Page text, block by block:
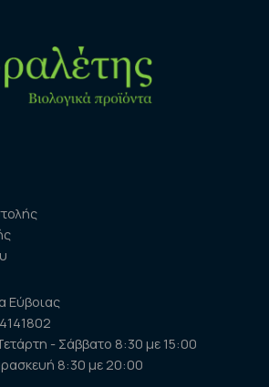
Εύβοιας
- Σάββατο 8:30 με 15:00
8:30 με 20:00